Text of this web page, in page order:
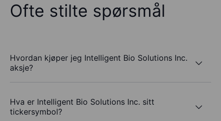
Ofte stilte spørsmål
Hvordan kjøper jeg Intelligent Bio Solutions Inc.
aksje?
Hva er Intelligent Bio Solutions Inc. sitt
tickersymbol?